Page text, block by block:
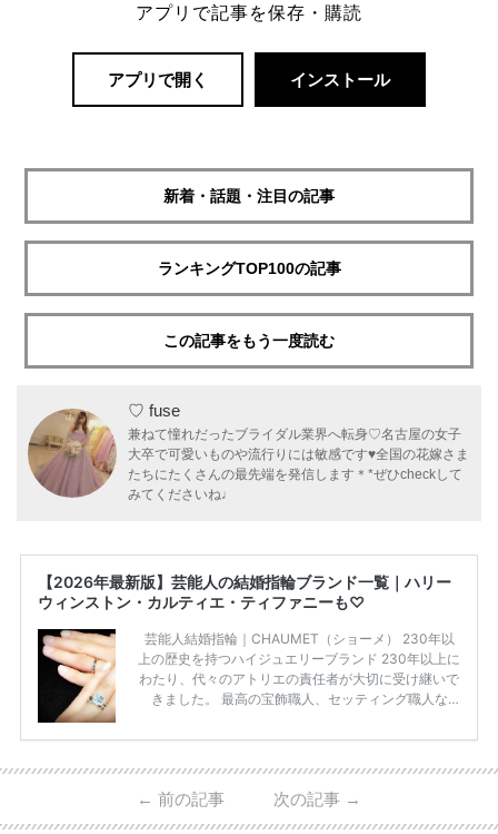
アプリで記事を保存・購読
アプリで開く インストール
新着・話題・注目の記事
ランキングTOP100の記事
この記事をもう一度読む
♡ fuse
兼ねて憧れだったブライダル業界へ転身♡名古屋の女子
大卒で可愛いものや流行りには敏感です♥全国の花嫁さま
たちにたくさんの最先端を発信します＊*ぜひcheckして
みてくださいね♩
【2026年最新版】芸能人の結婚指輪ブランド一覧｜ハリー
ウィンストン・カルティエ・ティファニーも♡
芸能人結婚指輪｜CHAUMET（ショーメ） 230年以
上の歴史を持つハイジュエリーブランド 230年以上に
わたり、代々のアトリエの責任者が大切に受け継いで
きました。 最高の宝飾職人、セッティング職人な
高品質の宝石を扱っています。 至高のデザインと品
ん・魔裟斗さんの婚約指輪 魔裟斗さんが矢沢さんに
贈られた指輪は1カラットのものです。 ショーメの価
← 前の記事 次の記事 →